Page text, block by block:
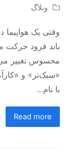
وبلاگ
وقتی یک
باند فرود حرکت
محسوس تغییر
«سبک‌تر» و
با نام…
Read more